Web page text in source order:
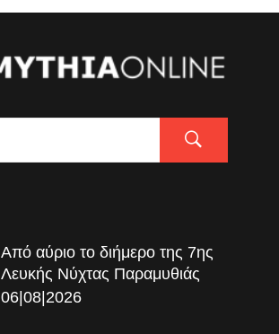
Από αύριο το διήμερο της 7ης
Λευκής Νύχτας Παραμυθιάς
06|08|2026